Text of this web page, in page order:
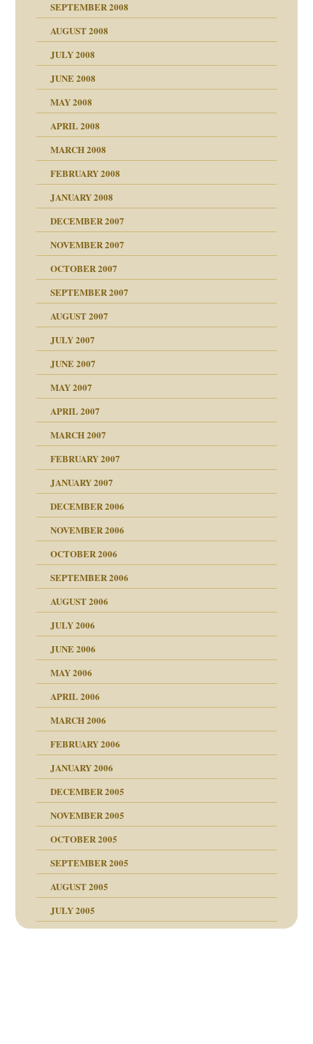
SEPTEMBER 2008
AUGUST 2008
JULY 2008
Juni 2008
JUNE 2008
und Staat
MAY 2008
APRIL 2008
MARCH 2008
FEBRUARY 2008
in meiner
JANUARY 2008
DECEMBER 2007
NOVEMBER 2007
voller Absicht!"
OCTOBER 2007
SEPTEMBER 2007
AUGUST 2007
JULY 2007
JUNE 2007
MAY 2007
APRIL 2007
MARCH 2007
FEBRUARY 2007
JANUARY 2007
DECEMBER 2006
NOVEMBER 2006
OCTOBER 2006
SEPTEMBER 2006
AUGUST 2006
JULY 2006
JUNE 2006
MAY 2006
APRIL 2006
MARCH 2006
FEBRUARY 2006
JANUARY 2006
DECEMBER 2005
NOVEMBER 2005
OCTOBER 2005
SEPTEMBER 2005
AUGUST 2005
JULY 2005